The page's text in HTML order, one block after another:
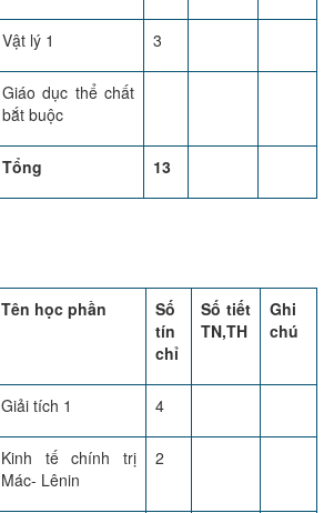
Vật lý 1 3
Giáo dục thể chất
bắt buộc
Tổng 13
Tên học phần
Số
tín
chỉ
Số tiết
TN,TH
Ghi
chú
Giải tích 1 4
Kinh tế chính trị
Mác- Lênin
2